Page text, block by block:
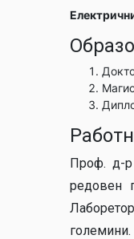
Проф. д-р
редовен